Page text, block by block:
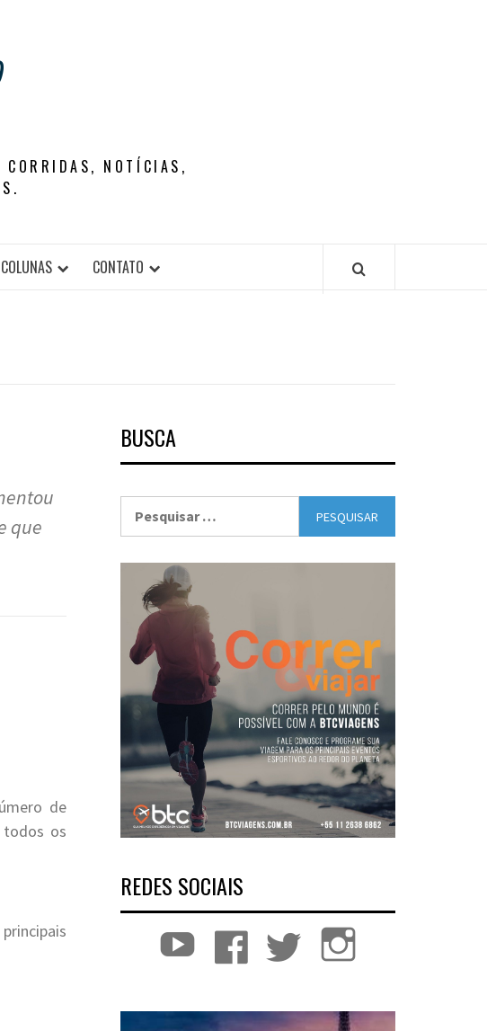
CORRIDAS, NOTÍCIAS,
COLUNAS CONTATO
que
de
todos os
BUSCA
REDES SOCIAIS
YouTube Facebook Twitter